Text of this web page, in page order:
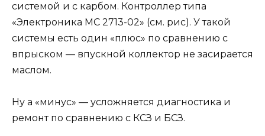
системой и с карбом. Контроллер типа
«Электроника МС 2713-02» (см. рис). У такой
системы есть один «плюс» по сравнению с
впрыском — впускной коллектор не засирается
маслом.
Ну а «минус» — усложняется диагностика и
ремонт по сравнению с КСЗ и БСЗ.